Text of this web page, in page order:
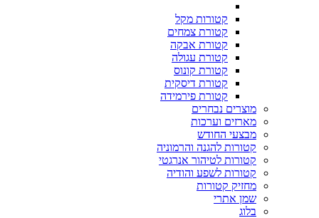
קטורות מקל
קטורת צמחים
קטורת אבקה
קטורת עגולה
קטורת קונוס
קטורת דיסקית
קטורת פירמידה
מוצרים נבחרים
מארזים וערכות
מבצעי החודש
קטורות להגנה והרמוניה
קטורות לטיהור אנרגטי
קטורות לשפע והודיה
מחזיק קטורות
שמן אתרי
בלוג